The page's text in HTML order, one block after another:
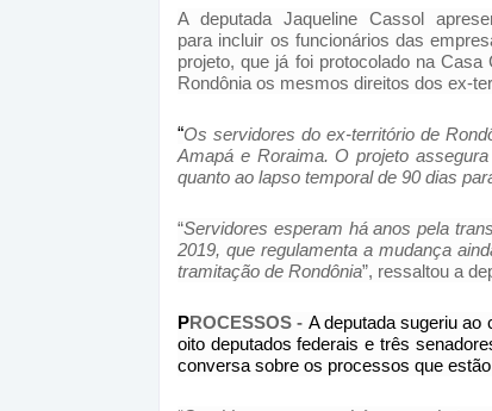
A deputada Jaqueline Cassol
para incluir os funcionários das
projeto, que já foi protocolado na
Rondônia os mesmos direitos dos ex-
“Os servidores do ex-território de
Amapá e Roraima. O projeto
quanto ao lapso temporal de 90 dias
“Servidores esperam há anos pela
2019, que regulamenta a mudança
tramitação de Rondônia”, ressaltou a
PROCESSOS - A deputada sugeriu ao
oito deputados federais e três
conversa sobre os processos que